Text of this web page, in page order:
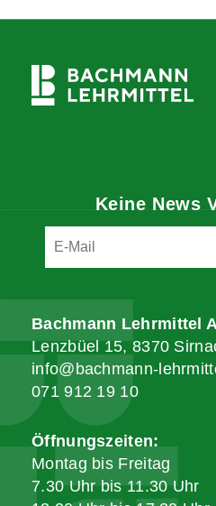
Keine News
Bachmann Lehrmittel
Lenzbüel 15, 8370
info@bachmann-
071 912 19 10
Öffnungszeiten:
Montag bis Freitag
7.30 Uhr bis 11.30 Uhr